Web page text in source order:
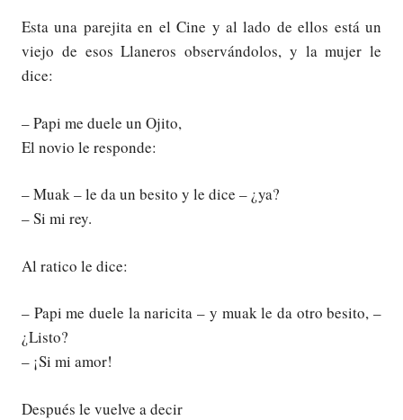
Esta una parejita en el Cine y al lado de ellos está un
viejo de esos Llaneros observándolos, y la mujer le
dice:
– Papi me duele un Ojito,
El novio le responde:
– Muak – le da un besito y le dice – ¿ya?
– Si mi rey.
Al ratico le dice:
– Papi me duele la naricita – y muak le da otro besito, –
¿Listo?
– ¡Si mi amor!
Después le vuelve a decir